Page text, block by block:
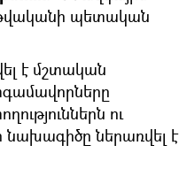
թվականի պետական
է մշտական
ու
նախագիծը ներառվել է